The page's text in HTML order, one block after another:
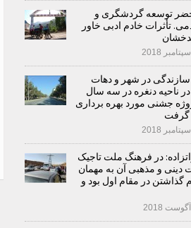
توسعه گردشگری و
تأثرات خادم ادبی خاور
در شهر و دهات
ناحیه دنغره در سه سال
190 پروژه جشنی مورد بهره برداری
گرفت
در فرهنگ ملت تاجیک
دینی و مذهبی آن به مهمان
گذاشتن در مقام اول بود و